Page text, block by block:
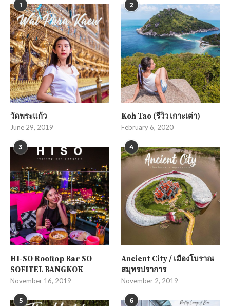
1
วัดพระแก้ว
June 29, 2019
2
Koh Tao (รีวิว เกาะเต่า)
February 6, 2020
3
HI-SO Rooftop Bar SO
SOFITEL BANGKOK
November 16, 2019
4
Ancient City / เมืองโบราณ
สมุทรปราการ
November 2, 2019
5 6